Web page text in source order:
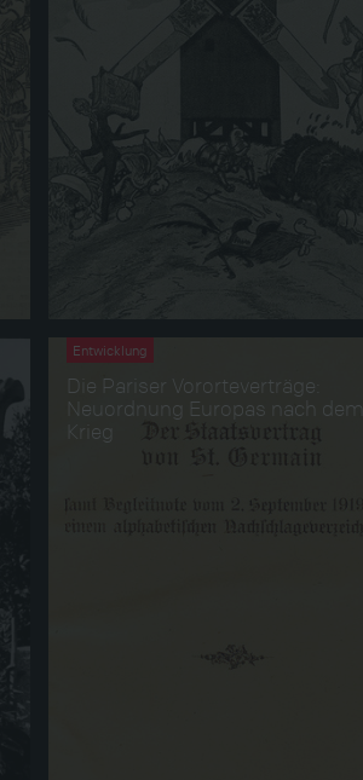
Entwicklung
Die Pariser Vororteverträge:
Neuordnung Europas nach dem
Krieg